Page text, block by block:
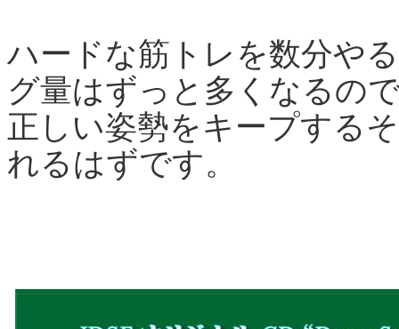
ハードな筋トレを数分や
グ量はずっと多くなるの
正しい姿勢をキープする
れるはずです。